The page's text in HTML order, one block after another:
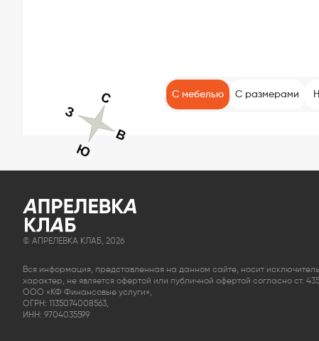
С мебелью С размерами
© АПРЕЛЕВКА КЛАБ, 2026
Вся информация, представленная на данном сайте, носит
характер, не является офертой или публичной офертой согласно ст.
ООО «КФ Финансовые услуги»,
ОГРН: 1135074008563,
ИНН: 9704035599